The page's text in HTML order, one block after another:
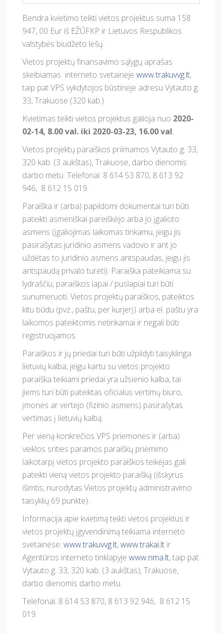
Bendra kvietimo teikti vietos projektus suma 158
947, 00 Eur iš EŽŪFKP ir Lietuvos Respublikos
valstybės biudžeto lėšų.
Vietos projektų finansavimo sąlygų aprašas
skelbiamas interneto svetainėje www.trakuvvg.lt,
taip pat VPS vykdytojos būstinėje adresu Vytauto g.
33, Trakuose (320 kab.)
Kvietimas teikti vietos projektus galioja nuo 2020-
02-14, 8.00 val. iki 2020-03-23, 16.00 val.
Vietos projektų paraiškos priimamos Vytauto g. 33,
320 kab. (3 aukštas), Trakuose, darbo dienomis
darbo metu. Telefonai: 8 614 53 870, 8 613 92
946, 8 612 15 019.
Paraiška ir (arba) papildomi dokumentai turi būti
pateikti asmeniškai pareiškėjo arba jo įgalioto
asmens (įgaliojimas laikomas tinkamu, jeigu jis
pasirašytas juridinio asmens vadovo ir ant jo
uždėtas to juridinio asmens antspaudas, jeigu jis
antspaudą privalo turėti). Paraiška pateikiama su
lydraščiu, paraiškos lapai / puslapiai turi būti
sunumeruoti. Vietos projektų paraiškos, pateiktos
kitu būdu (pvz., paštu, per kurjerį) arba el. paštu yra
laikomos pateiktomis netinkamai ir negali būti
registruojamos.
Paraiškos ir jų priedai turi būti užpildyti taisyklinga
lietuvių kalba, jeigu kartu su vietos projekto
paraiška teikiami priedai yra užsienio kalba, tai
jiems turi būti pateiktas oficialus vertimų biuro,
įmonės ar vertėjo (fizinio asmens) pasirašytas
vertimas į lietuvių kalbą.
Per vieną konkrečios VPS priemonės ir (arba)
veiklos srities paramos paraiškų priėmimo
laikotarpį vietos projekto paraiškos teikėjas gali
pateikti vieną vietos projekto paraišką (išskyrus
išimtis, nurodytas Vietos projektų administravimo
taisyklių 69 punkte).
Informacija apie kvietimą teikti vietos projektus ir
vietos projektų įgyvendinimą teikiama interneto
svetainėse: www.trakuvvg.lt,www.trakai.lt ir
Agentūros interneto tinklapyje www.nma.lt, taip pat
Vytauto g. 33, 320 kab. (3 aukštas), Trakuose,
darbo dienomis darbo metu.
Telefonai: 8 614 53 870, 8 613 92 946, 8 612 15
019.